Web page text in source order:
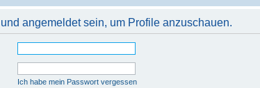
angemeldet sein, um Profile anzuschauen.
Ich habe mein Passwort vergessen